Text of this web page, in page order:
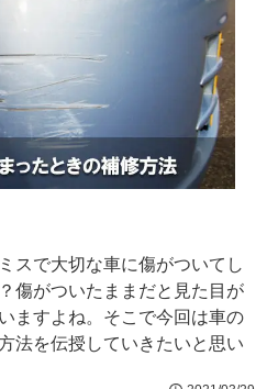
スで大切な車に傷がついてし
傷がついたままだと見た目が
ますよね。そこで今回は車の
法を伝授していきたいと思い